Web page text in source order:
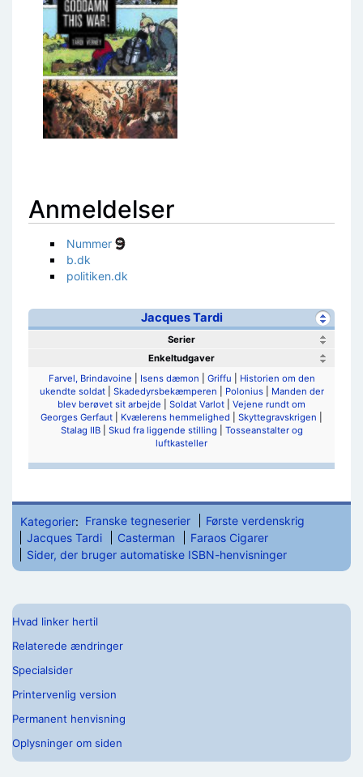
Anmeldelser
Nummer
b.dk
politiken.dk
Jacques Tardi
Serier
Enkeltudgaver
Farvel, Brindavoine
Isens dæmon Griffu
Historien om den
ukendte soldat| Skadedyrsbekæmperen Polonius|
Manden der
blev berøvet sit arbejde
Soldat Varlot
Vejene rundt om
Georges Gerfaut
Kvælerens hemmelighed Skyttegravskrigen
Stalag IIB| Skud fra liggende stilling
Tosseanstalter og
luftkasteller
Kategorier: Franske tegneserier
Første verdenskrig
Jacques Tardi
Casterman
Faraos Cigarer
Sider, der bruger automatiske ISBN-henvisninger
Hvad linker hertil
Relaterede ændringer
Specialsider
Printervenlig version
Permanent henvisning
Oplysninger om siden